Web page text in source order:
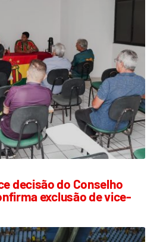
decisão do Conselho
exclusão de vice-